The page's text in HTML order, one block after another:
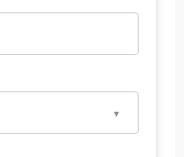
техники.